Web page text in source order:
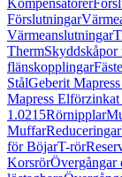
Kompensatorer
Förslutningar
Värmeanslutningar
ThermSkyddskåpor
flänskopplingar
StålGeberit
Mapress Elförzinkat
1.0215Rörnipplar
MuffarReduceringar
för BöjarT-rör
KorsrörÖvergångar